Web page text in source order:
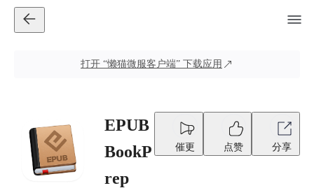
打开 “懒猫微服客户端” 下载应用
EPUB
BookP
rep
催更 点赞 分享